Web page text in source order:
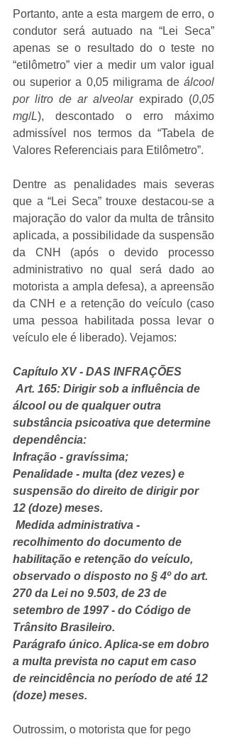
Portanto, ante a esta margem de erro, o
condutor será autuado na “Lei Seca”
apenas se o resultado do o teste no
“etilômetro” vier a medir um valor igual
ou superior a 0,05 miligrama de álcool
por litro de ar alveolar expirado (0,05
mg/L), descontado o erro máximo
admissível nos termos da “Tabela de
Valores Referenciais para Etilômetro”.
Dentre as penalidades mais severas
que a “Lei Seca” trouxe destacou-se a
majoração do valor da multa de trânsito
aplicada, a possibilidade da suspensão
da CNH (após o devido processo
administrativo no qual será dado ao
motorista a ampla defesa), a apreensão
da CNH e a retenção do veículo (caso
uma pessoa habilitada possa levar o
veículo ele é liberado). Vejamos:
Capítulo XV - DAS INFRAÇÕES
álcool ou de qualquer outra
substância psicoativa que determine
dependência:
Infração - gravíssima;
Penalidade - multa (dez vezes) e
suspensão do direito de dirigir por
12 (doze) meses.
recolhimento do documento de
habilitação e retenção do veículo,
observado o disposto no § 4º do art.
270 da Lei no 9.503, de 23 de
setembro de 1997 - do Código de
Trânsito Brasileiro.
Parágrafo único. Aplica-se em dobro
a multa prevista no caput em caso
de reincidência no período de até 12
(doze) meses.
Outrossim, o motorista que for pego